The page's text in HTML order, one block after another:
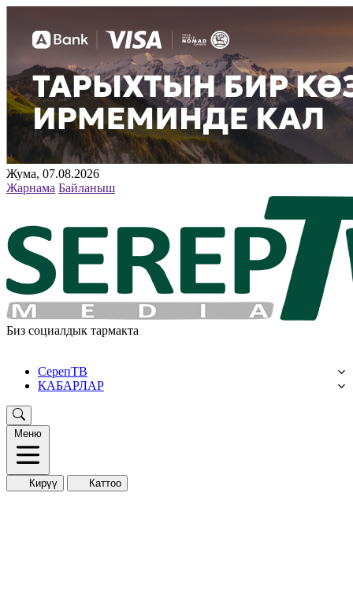
Жума, 07.08.2026
Жарнама Байланыш
Биз социалдык тармакта
СерепТВ
КАБАРЛАР
Меню
Кирүү Каттоо